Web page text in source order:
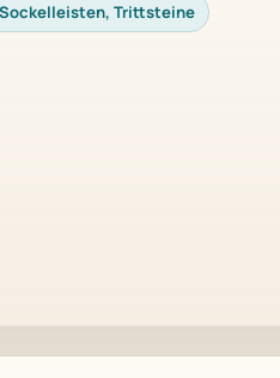
Trittsteine